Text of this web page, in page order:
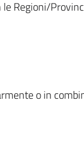
Regioni/
o in